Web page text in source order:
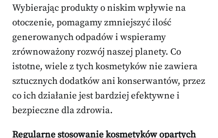
Wybierając produkty o niskim wpływie na
otoczenie, pomagamy zmniejszyć ilość
generowanych odpadów i wspieramy
zrównoważony rozwój naszej planety. Co
istotne, wiele z tych kosmetyków nie zawiera
sztucznych dodatków ani konserwantów, przez
co ich działanie jest bardziej efektywne i
bezpieczne dla zdrowia.
Regularne stosowanie kosmetyków opartych